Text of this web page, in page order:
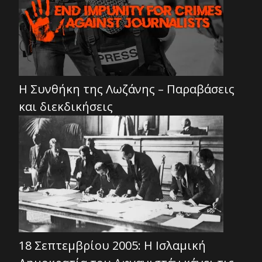
Η Συνθήκη της Λωζάνης – Παραβάσεις
και διεκδικήσεις
18 Σεπτεμβρίου 2005: Η Ισλαμική